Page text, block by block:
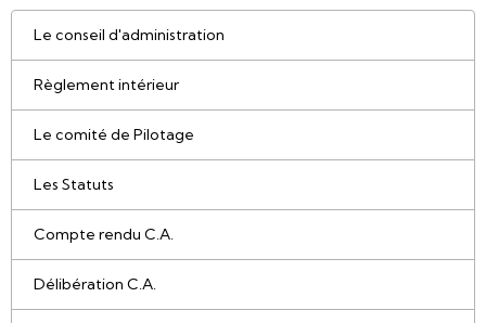
Le conseil d'administration
Règlement intérieur
Le comité de Pilotage
Les Statuts
Compte rendu C.A.
Délibération C.A.